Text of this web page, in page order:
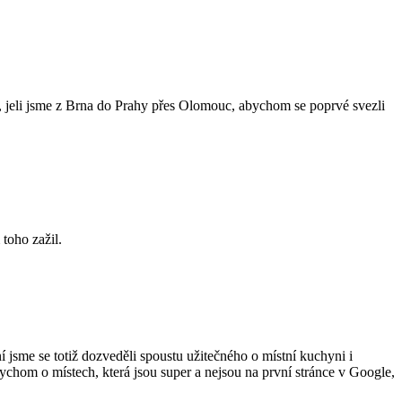
jsme z Brna do Prahy přes Olomouc, abychom se poprvé svezli
zažil.
se totiž dozveděli spoustu užitečného o místní kuchyni i
o místech, která jsou super a nejsou na první stránce v Google,